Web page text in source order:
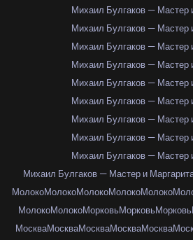
Михаил Булгаков — Мастер
Михаил Булгаков — Мастер
Михаил Булгаков — Мастер
Михаил Булгаков — Мастер
Михаил Булгаков — Мастер
Михаил Булгаков — Мастер
Михаил Булгаков — Мастер
Михаил Булгаков — Мастер
Михаил Булгаков — Мастер
Михаил Булгаков — Мастер и
МолокоМолокоМолокоМолокоМолоко
МолокоМолокоМорковьМорковьМорковь
МоскваМоскваМоскваМоскваМосква